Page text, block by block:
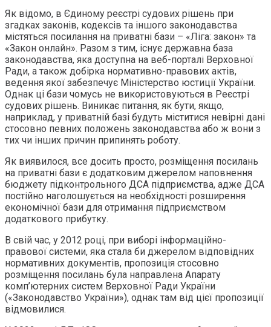
Як відомо, в Єдиному реєстрі судових рішень при
згадках законів, кодексів та іншого законодавства
містяться посилання на приватні бази – «Ліга: закон» та
«Закон онлайн». Разом з тим, існує державна база
законодавства, яка доступна на веб-порталі Верховної
Ради, а також добірка нормативно-правових актів,
ведення якої забезпечує Міністерство юстиції України.
Однак ці бази чомусь не використовуються в Реєстрі
судових рішень. Виникає питання, як бути, якщо,
наприклад, у приватній базі будуть міститися невірні дані
стосовно певних положень законодавства або ж вони з
тих чи інших причин припинять роботу.
Як виявилося, все досить просто, розміщення посилань
на приватні бази є додатковим джерелом наповнення
бюджету підконтрольного ДСА підприємства, адже ДСА
постійно наголошується на необхідності розширення
економічної бази для отримання підприємством
додаткового прибутку.
В свій час, у 2012 році, при виборі інформаційно-
правової системи, яка стала би джерелом відповідних
нормативних документів, пропозиція стосовно
розміщення посилань була направлена Апарату
комп’ютерних систем Верховної Ради України
(«Законодавство України»), однак там від цієї пропозиції
відмовилися.